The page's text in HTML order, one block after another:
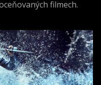
filmech.